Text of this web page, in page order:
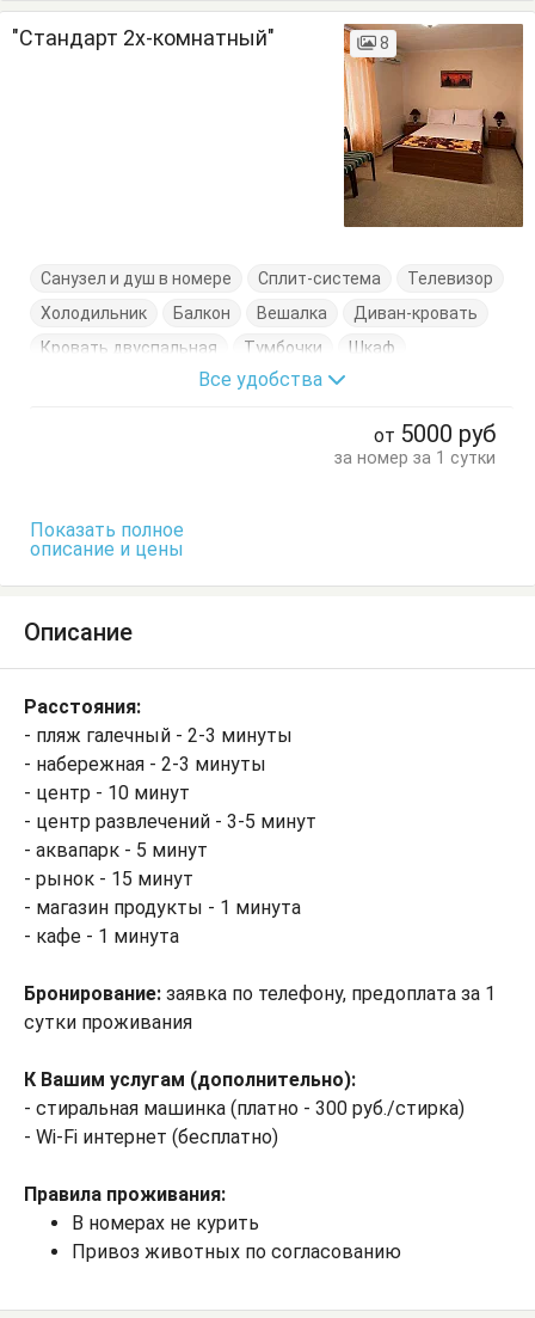
"Стандарт 2х-комнатный" 8
Санузел и душ в номере Сплит-система
Телевизор
Холодильник
Балкон Вешалка
Диван-кровать
Кровать двуспальная
Тумбочки Шкаф
Все удобства
от 5000 руб
за номер за 1 сутки
Показать полное
описание и цены
Описание
Расстояния:
- пляж галечный - 2-3 минуты
- набережная - 2-3 минуты
- центр - 10 минут
- центр развлечений - 3-5 минут
- аквапарк - 5 минут
- рынок - 15 минут
- магазин продукты - 1 минута
- кафе - 1 минута
Бронирование: заявка по телефону, предоплата за 1
сутки проживания
К Вашим услугам (дополнительно):
- стиральная машинка (платно - 300 руб./стирка)
- Wi-Fi интернет (бесплатно)
Правила проживания:
В номерах не курить
Привоз животных по согласованию